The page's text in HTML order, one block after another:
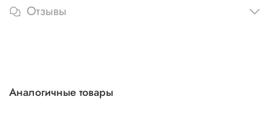
Отзывы
Аналогичные товары